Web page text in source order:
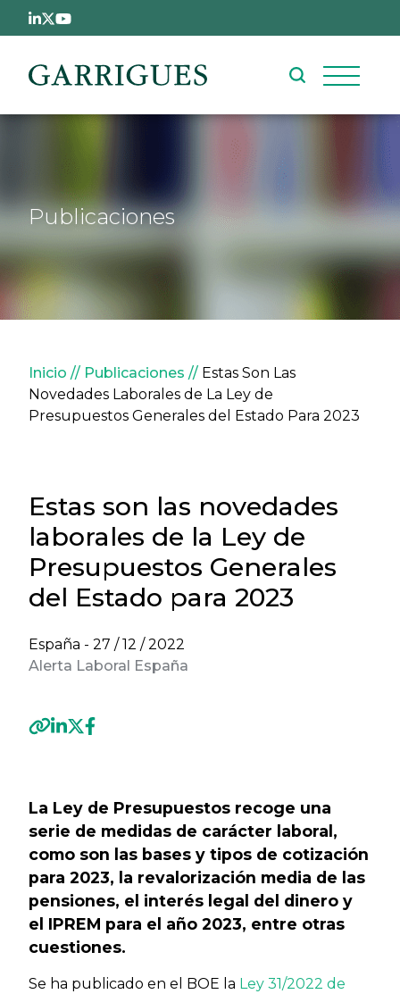
Pasar al contenido principal
Publicaciones
Sobrescribir enlaces de
Inicio Publicaciones
Estas Son Las
Novedades Laborales de La Ley de
Presupuestos Generales del Estado Para 2023
Estas son las novedades
laborales de la Ley de
Presupuestos Generales
del Estado para 2023
España - 27 / 12 / 2022
Alerta Laboral España
La Ley de Presupuestos recoge una
serie de medidas de carácter laboral,
como son las bases y tipos de cotización
para 2023, la revalorización media de las
pensiones, el interés legal del dinero y
el IPREM para el año 2023, entre otras
cuestiones.
Se ha publicado en el BOE la Ley 31/2022 de